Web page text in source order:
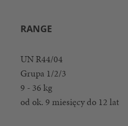
RANGE
UN R44/04
Grupa 1/2/3
9 - 36 kg
od ok. 9 miesięcy do 12 lat